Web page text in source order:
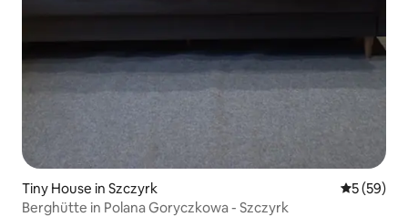
Tiny House in Szczyrk
5 (59)
Berghütte in Polana Goryczkowa - Szczyrk